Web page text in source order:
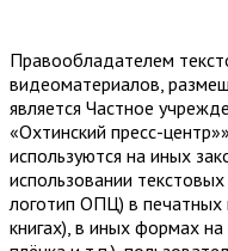
Правообладателем
видеоматериалов,
является Частное
«Охтинский пресс-
используются на иных
использовании
логотип ОПЦ) в печатных
книгах), в иных формах